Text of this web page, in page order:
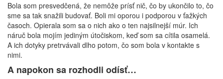
Bola som presvedčená, že nemôže prísť nič, čo by ukončilo to, čo
sme sa tak snažili budovať. Boli mi oporou i podporou v ťažkých
časoch. Opierala som sa o nich ako o ten najsilnejší múr. Ich
náruč bola mojím jediným útočiskom, keď som sa cítila osamelá.
A ich dotyky pretrvávali dlho potom, čo som bola v kontakte s
nimi.
A napokon sa rozhodli odísť…